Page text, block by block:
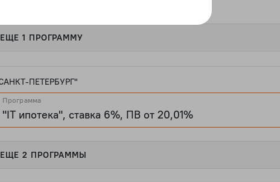
1 909 106 ₽
1 ПРОГРАММУ
ПЕТЕРБУРГ"
Программа
"IT ипотека", ставка 6%, ПВ от 20,01%
2 ПРОГРАММЫ